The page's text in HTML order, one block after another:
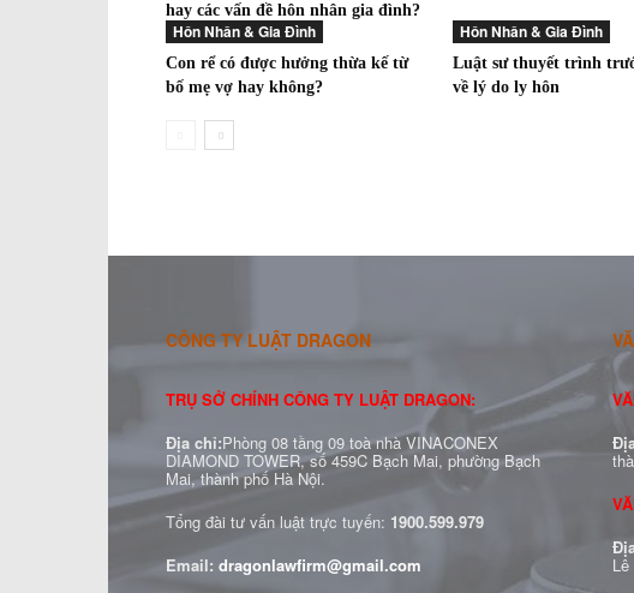
hay các vấn đề hôn nhân gia đình?
Hôn Nhân & Gia Đình
Con rể có được hưởng thừa kế từ
bố mẹ vợ hay không?
Hôn Nhân & Gia Đình
Luật sư thuyết trình
về lý do ly hôn
CÔNG TY LUẬT DRAGON
TRỤ SỞ CHÍNH CÔNG TY LUẬT DRAGON:
Địa chỉ:Phòng 08 tầng 09 toà nhà VINACONEX
DIAMOND TOWER, số 459C Bạch Mai, phường Bạch
Mai, thành phố Hà Nội.
Tổng đài tư vấn luật trực tuyến: 1900.599.979
Email: dragonlawfirm@gmail.com